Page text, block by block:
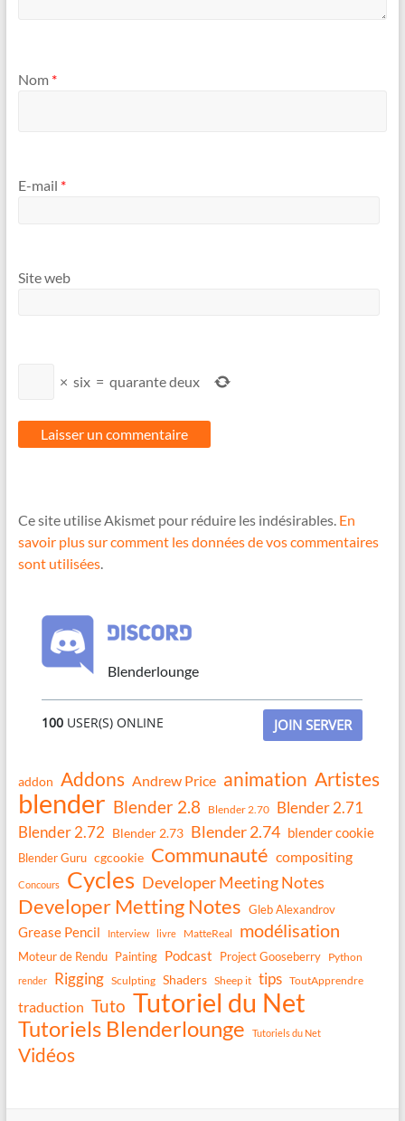
Nom *
E-mail *
Site web
× six = quarante deux
Ce site utilise Akismet pour réduire les indésirables. En
savoir plus sur comment les données de vos commentaires
sont utilisées.
Blenderlounge
100 USER(S) ONLINE JOIN SERVER
addon Addons Andrew Price animation Artistes
blender Blender 2.8 Blender 2.70
Blender 2.71
Blender 2.72 Blender 2.73 Blender 2.74 blender cookie
Blender Guru cgcookie Communauté compositing
Concours Cycles Developer Meeting Notes
Developer Metting Notes Gleb Alexandrov
Grease Pencil Interview livre MatteReal modélisation
Moteur de Rendu Painting Podcast Project Gooseberry Python
render Rigging Sculpting Shaders Sheep it tips ToutApprendre
traduction Tuto Tutoriel du Net
Tutoriels Blenderlounge Tutoriels du Net
Vidéos